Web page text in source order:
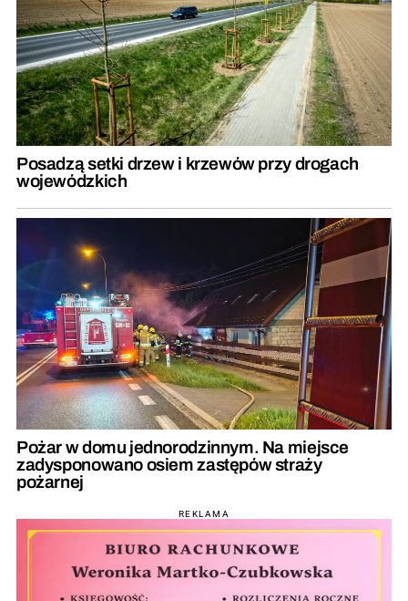
Posadzą setki drzew i krzewów przy drogach
wojewódzkich
Pożar w domu jednorodzinnym. Na miejsce
zadysponowano osiem zastępów straży
pożarnej
REKLAMA